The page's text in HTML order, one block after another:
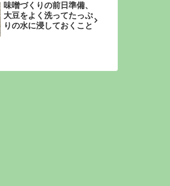
味噌づくりの前日準備、
大豆をよく洗ってたっぷ
りの水に浸しておくこと